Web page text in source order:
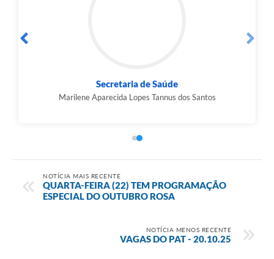
Secretaria de Saúde
Marilene Aparecida Lopes Tannus dos Santos
NOTÍCIA MAIS RECENTE
QUARTA-FEIRA (22) TEM PROGRAMAÇÃO
ESPECIAL DO OUTUBRO ROSA
NOTÍCIA MENOS RECENTE
VAGAS DO PAT - 20.10.25